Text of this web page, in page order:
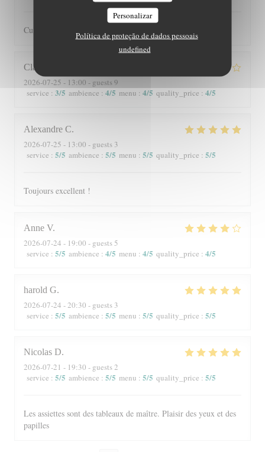
Personalizar
Política de proteção de dados pessoais
undefined
Cuisine toujours très bonne dans un cadre agréable
Claire
2026-07-25 - 13:00 - guests 9
service : 3/5 ambience : 4/5 menu : 4/5 quality_price : 4/5
Alexandre C
2026-07-25 - 13:00 - guests 3
service : 5/5 ambience : 5/5 menu : 5/5 quality_price : 5/5
Toujours excellent !
Anne V
2026-07-24 - 19:00 - guests 5
service : 5/5 ambience : 4/5 menu : 4/5 quality_price : 4/5
harold G
2026-07-24 - 20:30 - guests 3
service : 5/5 ambience : 5/5 menu : 5/5 quality_price : 5/5
Nicolas D
2026-07-21 - 19:30 - guests 2
service : 5/5 ambience : 5/5 menu : 5/5 quality_price : 5/5
Les assiettes sont des tableaux de maître. Plaisir des yeux et des
papilles